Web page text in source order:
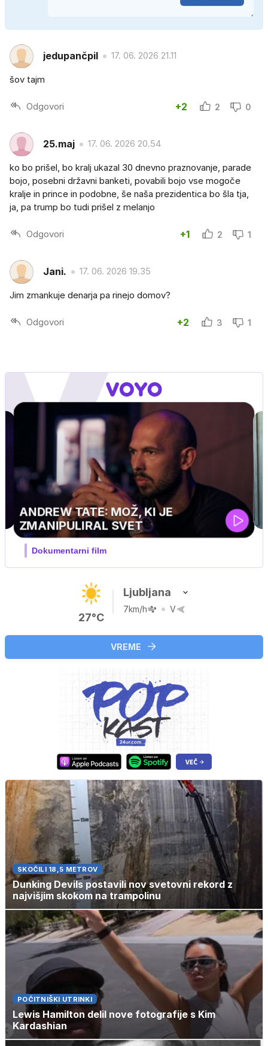
jedupančpil 17. 06. 2026 21.11
šov tajm
Odgovori +2 2 0
25.maj 17. 06. 2026 20.54
ko bo prišel, bo kralj ukazal 30 dnevno praznovanje, parade
bojo, posebni državni banketi, povabili bojo vse mogoče
kralje in prince in podobne, še naša prezidentica bo šla tja,
ja, pa trump bo tudi prišel z melanjo
Odgovori +1 2 1
Jani. 17. 06. 2026 19.35
Jim zmankuje denarja pa rinejo domov?
Odgovori +2 3 1
27°C
Ljubljana
7km/h V
VREME
SKOČILI 18,5 METROV
Dunking Devils postavili nov svetovni rekord z
najvišjim skokom na trampolinu
POČITNIŠKI UTRINKI
Lewis Hamilton delil nove fotografije s Kim
Kardashian